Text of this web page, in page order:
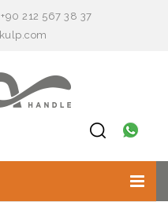
+90 212 567 38 37